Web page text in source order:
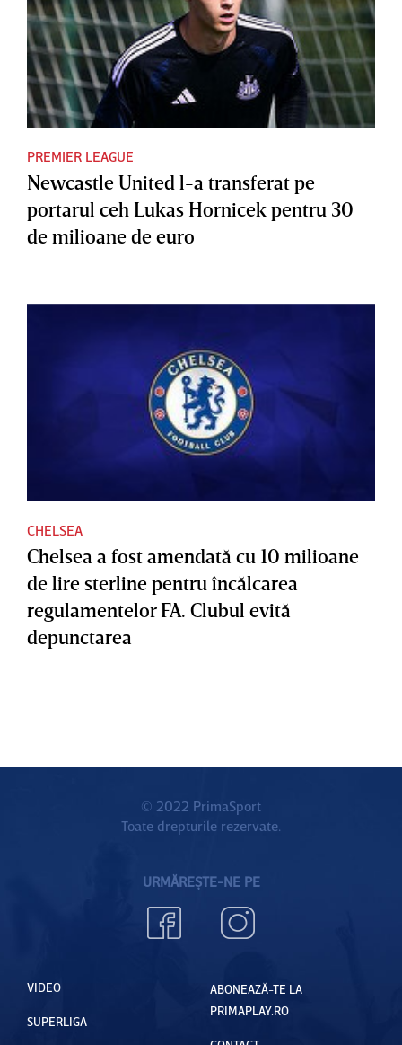
PREMIER LEAGUE
Newcastle United l-a transferat pe
portarul ceh Lukas Hornicek pentru 30
de milioane de euro
CHELSEA
Chelsea a fost amendată cu 10 milioane
de lire sterline pentru încălcarea
regulamentelor FA. Clubul evită
depunctarea
© 2022 PrimaSport
Toate drepturile rezervate.
URMĂREȘTE-NE PE
VIDEO
SUPERLIGA
ABONEAZĂ-TE LA
PRIMAPLAY.RO